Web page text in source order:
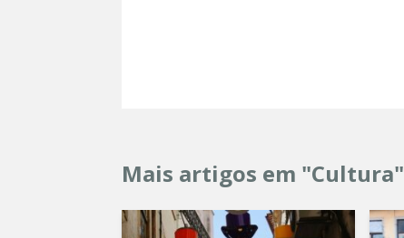
Mais artigos em "Cultura"